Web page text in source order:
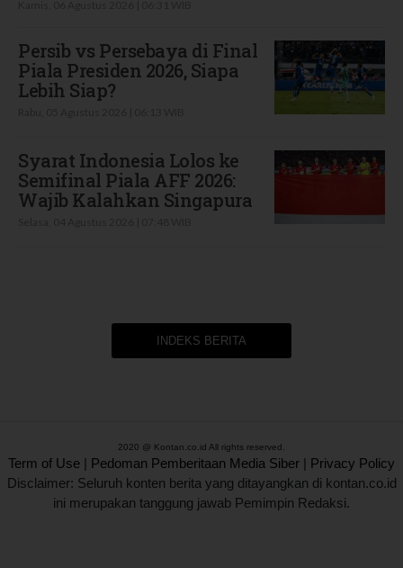
Persib vs Persebaya di Final
Piala Presiden 2026, Siapa
Lebih Siap?
Syarat Indonesia Lolos ke
Semifinal Piala AFF 2026:
Wajib Kalahkan Singapura
INDEKS BERITA
2020 @ Kontan.co.id All rights reserved.
Term of Use | Pedoman Pemberitaan Media Siber | Privacy Policy
Disclaimer: Seluruh konten berita yang ditayangkan di kontan.co.id
ini merupakan tanggung jawab Pemimpin Redaksi.